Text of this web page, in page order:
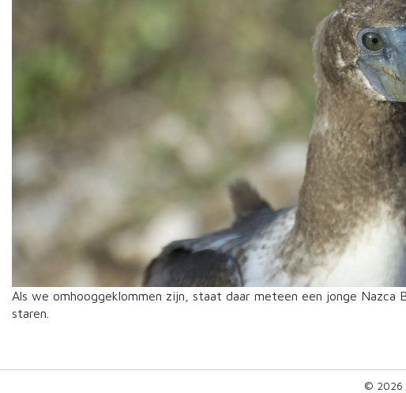
Als we omhooggeklommen zijn, staat daar meteen een jonge
staren.
© 2026